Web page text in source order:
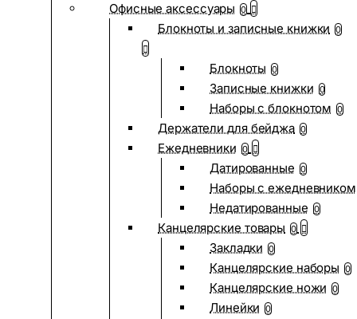
Офисные аксессуары 0
Блокноты и записные книжки 0
Блокноты 0
Записные книжки 0
Наборы с блокнотом 0
Держатели для бейджа 0
Ежедневники 0
Датированные 0
Наборы с ежедневником
Недатированные 0
Канцелярские товары 0
Закладки 0
Канцелярские наборы 0
Канцелярские ножи 0
Линейки 0